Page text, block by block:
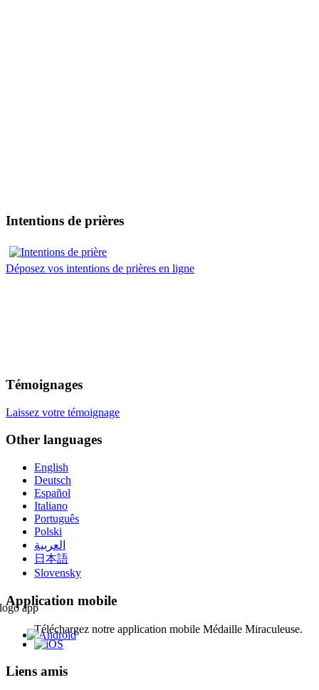
Intentions de prières
Déposez vos intentions de prières en ligne
Témoignages
Laissez votre témoignage
Other languages
English
Deutsch
Español
Italiano
Português
Polski
العربية
日本語
Slovensky
Application mobile
Téléchargez notre application mobile Médaille Miraculeuse.
Liens amis